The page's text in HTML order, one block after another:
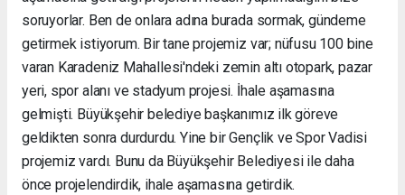
soruyorlar. Ben de onlara adına burada sormak, gündeme
getirmek istiyorum. Bir tane projemiz var; nüfusu 100 bine
varan Karadeniz Mahallesi'ndeki zemin altı otopark, pazar
yeri, spor alanı ve stadyum projesi. İhale aşamasına
gelmişti. Büyükşehir belediye başkanımız ilk göreve
geldikten sonra durdurdu. Yine bir Gençlik ve Spor Vadisi
projemiz vardı. Bunu da Büyükşehir Belediyesi ile daha
önce projelendirdik, ihale aşamasına getirdik.